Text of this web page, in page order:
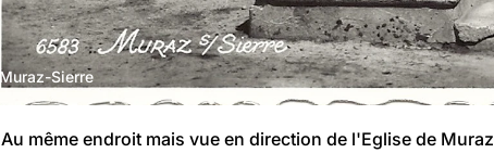
Muraz-Sierre
Au même endroit mais vue en direction de l'Eglise de Muraz